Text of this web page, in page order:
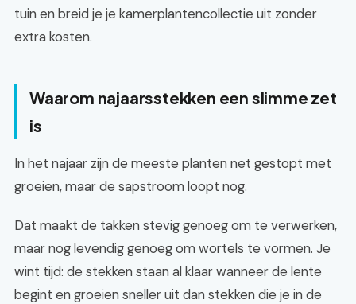
tuin en breid je je kamerplantencollectie uit zonder
extra kosten.
Waarom najaarsstekken een slimme zet
is
In het najaar zijn de meeste planten net gestopt met
groeien, maar de sapstroom loopt nog.
Dat maakt de takken stevig genoeg om te verwerken,
maar nog levendig genoeg om wortels te vormen. Je
wint tijd: de stekken staan al klaar wanneer de lente
begint en groeien sneller uit dan stekken die je in de